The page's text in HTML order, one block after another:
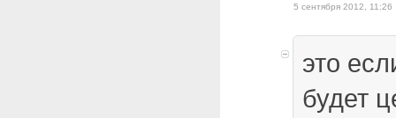
5 сентября 2012, 11:26
это
будет